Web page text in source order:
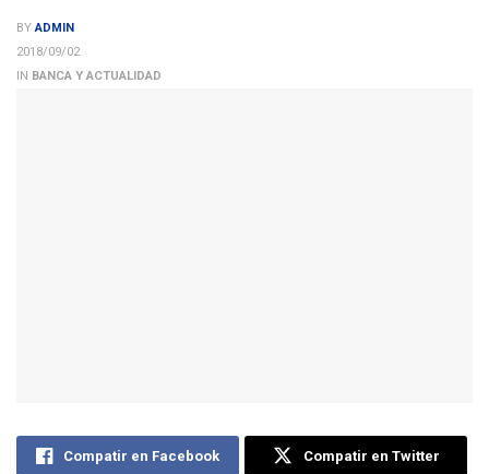
BY ADMIN
2018/09/02
IN BANCA Y ACTUALIDAD
Compatir en Facebook Compatir en Twitter